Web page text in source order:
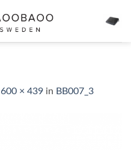
600 × 439 in BB007_3